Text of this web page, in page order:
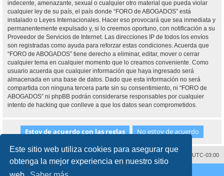
Este sitio web utiliza cookies para asegurar que
obtenga la mejor experiencia en nuestro sitio
indecente, amenazante, sexual o cualquier otro material que pueda violar
cualquier ley de su país, el país donde “FORO de ABOGADOS” está
instalado o Leyes Internacionales. Hacer eso provocará que sea inmediata y
permanentemente expulsado y, si lo creemos oportuno, con notificación a su
Proveedor de Servicios de Internet. Las direcciones IP de todos los envíos
son registradas como ayuda para reforzar estas condiciones. Acuerda que
“FORO de ABOGADOS” tiene derecho a eliminar, editar, mover o cerrar
cualquier tema en cualquier momento que lo creamos conveniente. Como
usuario acuerda que cualquier información que haya ingresado será
almacenada en una base de datos. Dado que esta información no será
compartida con ninguna tercera parte sin su consentimiento, ni “FORO de
ABOGADOS” ni phpBB podrán considerarse responsables por cualquier
intento de hacking que conlleve a que los datos sean comprometidos.
Todos los horarios son UTC-03:00
Borrar cookies
Desarrollado por ® Forum Software © phpBB Limited